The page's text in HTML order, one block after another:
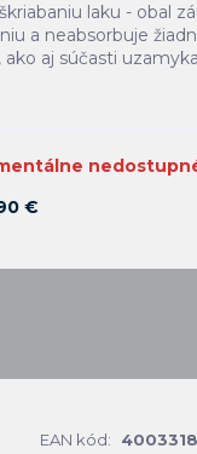
laku - obal
a neabsorbuje
aj súčasti
€
EAN kód: